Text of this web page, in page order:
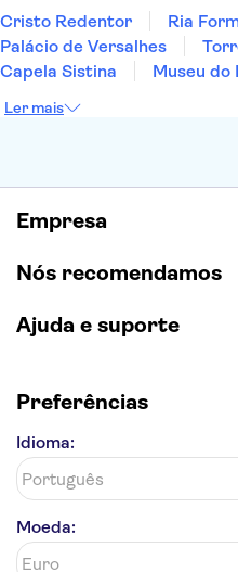
Cristo Redentor Ria
Palácio de Versalhes
Capela Sistina
Museu do
Torre de Belém
Ler mais
Empresa
Nós recomendamos
Ajuda e suporte
Preferências
Idioma:
Moeda: